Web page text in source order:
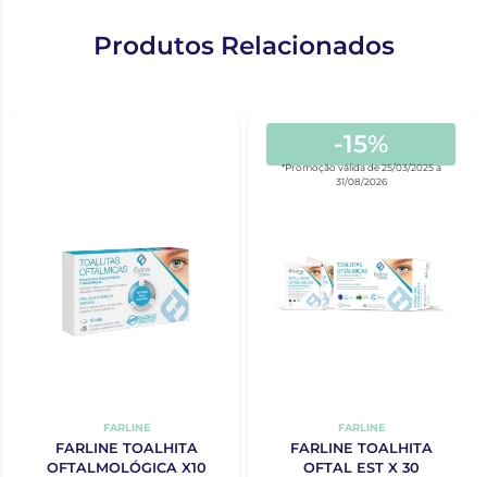
Produtos Relacionados
FARLINE
FARLINE TOALHITA
OFTALMOLÓGICA X10
-15%
*Promoção válida de 25/03/2025 a
31/08/2026
FARLINE
FARLINE TOALHITA
OFTAL EST X 30